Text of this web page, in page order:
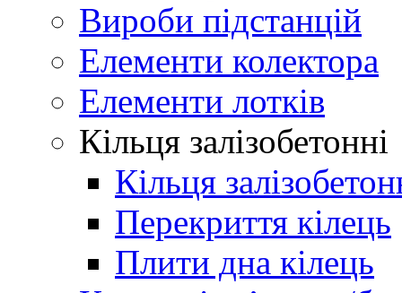
Вироби підстанцій
Елементи колектора
Елементи лотків
Кільця залізобетонні
Кільця
Перекриття кілець
Плити дна кілець